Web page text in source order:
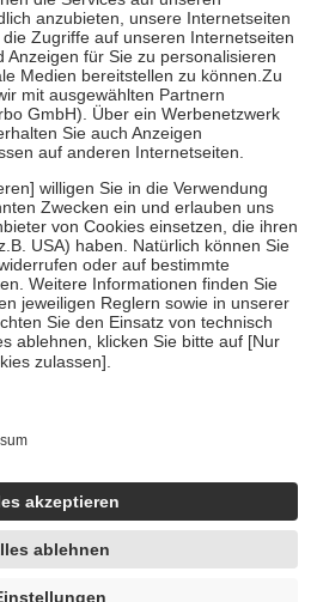
mindestensjedochfünf Euround
jedoch nie mehr als die
zu entrichten.
auch für Online-Apotheken.
Krankenpflege beträgt die
Kosten sowie zehn Euro je
für ihre eigene Gesundheit
Stellung der Familie zu unterstützen,
bei:
bis zum vollendeten 18. Lebensjahr
und Früherkennung, die von der
unabhängigen Dienstleister für die
dass es sich um echte Bewertungen
findest du hier:
de/articles/4419944605341
unter Zuhilfenahme künstlicher